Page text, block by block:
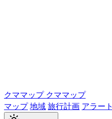
クママップ クママップ
マップ地域旅行計画 アラート